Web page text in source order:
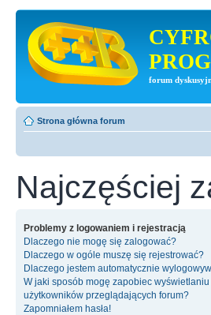
forum
Strona główna forum
Najczęściej
Problemy z logowaniem i rejestracją
Dlaczego nie mogę się zalogować?
Dlaczego w ogóle muszę się rejestrować?
Dlaczego jestem automatycznie
W jaki sposób mogę zapobiec
użytkowników przeglądających forum?
Zapomniałem hasła!